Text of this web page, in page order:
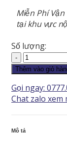
Miễn Phí
tại khu vực
Số lượng:
Giỏ
Hoa
GH089
số
Thêm vào giỏ
Gọi ngay:
Chat zalo xem
Mô tả